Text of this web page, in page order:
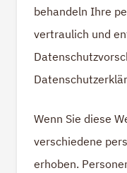
behandeln Ihre
vertraulich und
Wenn Sie diese
verschiedene
erhoben.